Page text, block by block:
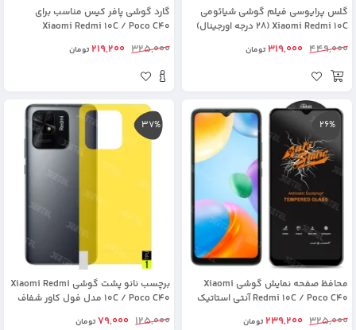
گلس پرایوسی فیلم گوشی شیائومی
Xiaomi Redmi 10C (28 درجه اورجینال)
449,000
319,000تومان
گارد گوشی پافر کیس مناسب برای
Xiaomi Redmi 10C / Poco C40
325,000
219,200تومان
26%
محافظ صفحه نمایش گوشی Xiaomi
Redmi 10C / Poco C40 آنتی استاتیک
325,000
239,200تومان
37%
برچسب نانو پشت گوشی Xiaomi Redmi
10C / Poco C40 مدل فول کاور شفاف
125,000
79,000تومان